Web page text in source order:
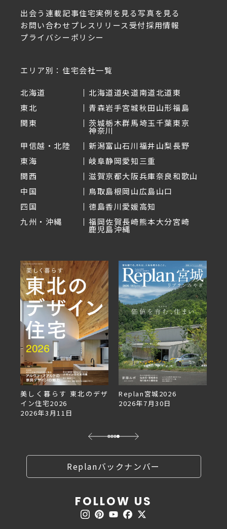
出会う 連載記事住宅実例を見る写真を見る
お問い合わせ プレスリリース受付採用情報
プライバシーポリシー
エリア別：住宅会社一覧
北海道 北海道道央道南道北道東
東北
青森岩手宮城秋田山形福島
関東
茨城栃木群馬埼玉千葉東京
神奈川
甲信越・北陸
新潟富山石川福井山梨長野
東海
岐阜静岡愛知三重
関西
滋賀京都大阪兵庫奈良和歌山
中国
鳥取島根岡山広島山口
四国
徳島香川愛媛高知
九州・沖縄
福岡佐賀長崎熊本大分宮崎
鹿児島沖縄
Replan宮城2026
2026年7月30日
Replan北海道VOL.153
2026年6月27日
Replanバックナンバー
FOLLOW US